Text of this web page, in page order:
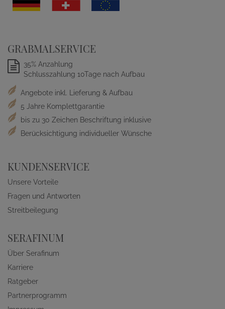
GRABMALSERVICE
35% Anzahlung
Schlusszahlung 10Tage nach Aufbau
Angebote inkl. Lieferung & Aufbau
5 Jahre Komplettgarantie
bis zu 30 Zeichen Beschriftung inklusive
Berücksichtigung individueller Wünsche
KUNDENSERVICE
Unsere Vorteile
Fragen und Antworten
Streitbeilegung
SERAFINUM
Über Serafinum
Karriere
Ratgeber
Partnerprogramm